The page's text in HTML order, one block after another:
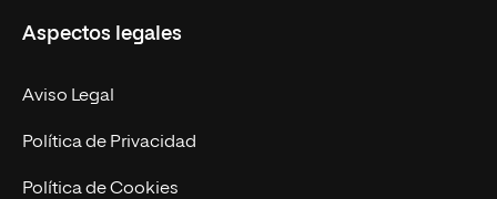
Doctorados
Experto Universitario
Postgrados
Cursos Universitarios
Facultades
Nuestro Equipo
Trabaja en UNIR
Actualidad
Aspectos legales
Aviso Legal
Política de Privacidad
Política de Cookies